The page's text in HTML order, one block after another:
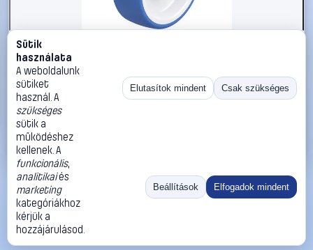
#3050958
Blickle 947891 B-POTHS 100XR Acéllemez rögzített
görgő KerékØ: 100 mm Teherbírás (max.): 200 kg 1 db
Blickle Görgők, kerekek
20 990 Ft
Kosárba
«
Ugrás:
Méret:
Rendezés:
©2026
ThermoScope
ÁSZF
Cégbemutató
Sütik
használata
A weboldalunk
sütiket
használ. A
szükséges
sütik a
működéshez
kellenek. A
funkcionális,
analitikaiés
marketing
kategóriákhoz
kérjük a
hozzájárulásod.
Elutasítok mindent Csak szükséges
Beállítások Elfogadok mindent